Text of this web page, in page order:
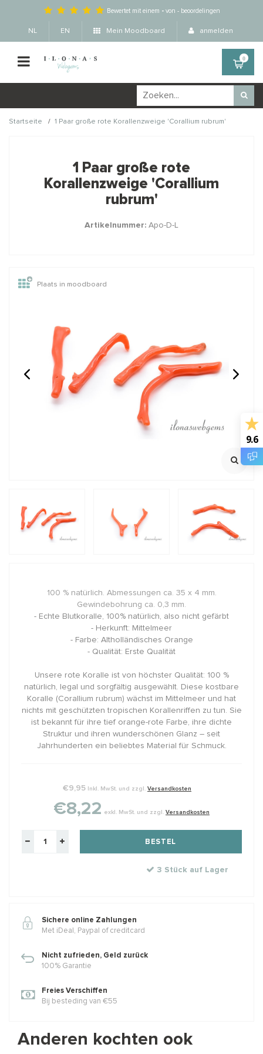
Bewertet mit einem - von - beoordelingen
NL EN Mein Moodboard anmelden
0
Startseite / 1 Paar große rote Korallenzweige 'Corallium rubrum'
producten ook interessant
voor je?
GARNET: Griffin zijde
2 meter met naald
Incl. btw
rond van: 2 t/m 12mm
€0,28
€0,23
1 Paar große rote
Korallenzweige 'Corallium
rubrum'
Artikelnummer: Apo-D-L
Plaats in moodboard
100 % natürlich. Abmessungen ca. 35 x 4 mm.
Gewindebohrung ca. 0,3 mm.
- Echte Blutkoralle, 100% natürlich, also nicht gefärbt
- Herkunft: Mittelmeer
- Farbe: Altholländisches Orange
- Qualität: Erste Qualität
Unsere rote Koralle ist von höchster Qualität: 100 %
natürlich, legal und sorgfältig ausgewählt. Diese kostbare
Koralle (Corallium rubrum) wächst im Mittelmeer und hat
nichts mit geschützten tropischen Korallenriffen zu tun. Sie
ist bekannt für ihre tief orange-rote Farbe, ihre dichte
Struktur und ihren wunderschönen Glanz – seit
Jahrhunderten ein beliebtes Material für Schmuck.
€9,95 Inkl. MwSt. und zzgl. Versandkosten
€8,22 exkl. MwSt. und zzgl. Versandkosten
BESTEL
3 Stück auf Lager
Sichere online Zahlungen
Met iDeal, Paypal of creditcard
Nicht zufrieden, Geld zurück
100% Garantie
Freies Verschiffen
Bij besteding van €55
Anderen kochten ook
9.6